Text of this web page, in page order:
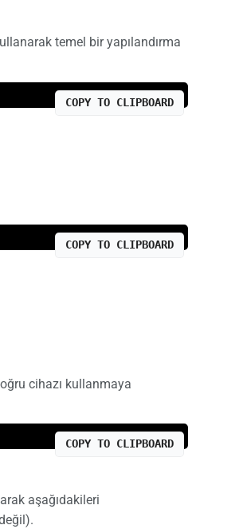
temel bir yapılandırma
COPY TO CLIPBOARD
COPY TO CLIPBOARD
cihazı kullanmaya
COPY TO CLIPBOARD
aşağıdakileri